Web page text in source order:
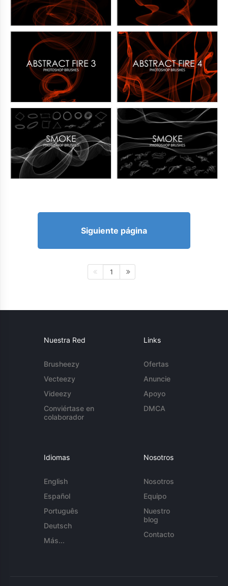
Siguiente página
1
Nuestra Red
Brusheezy
Vecteezy
Videezy
Conviértase en
colaborador
Links
Ofertas
Anuncie
Apoyo
DMCA
Idiomas
English
Español
Português
Deutsch
Más...
Nosotros
Nosotros
Equipo
Nuestro
blog
Contacto